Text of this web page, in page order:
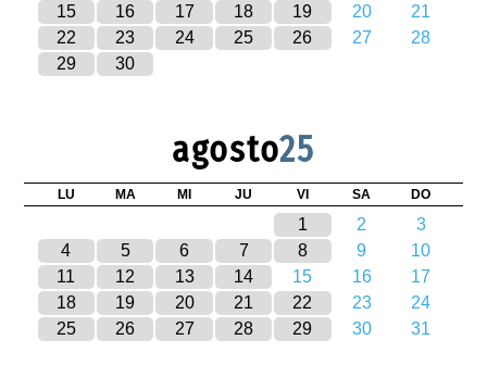
15
16 17 18 19 20
21
22
23 24 25 26 27
28
29
30
agosto25
LU MA MI JU VI SA DO
1 2
3
4
5 6 7 8 9
10
11
12 13 14 15 16
17
18
19 20 21 22 23
24
25
26 27 28 29 30 31